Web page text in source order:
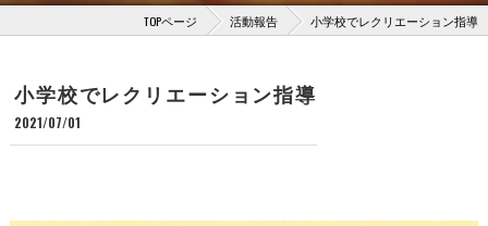
TOPページ 活動報告 小学校でレクリエーション指導
小学校でレクリエーション指導
2021/07/01